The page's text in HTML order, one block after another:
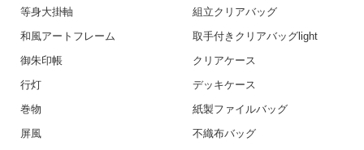
等身大掛軸
和風アートフレーム
御朱印帳
行灯
巻物
屏風
組立クリアバッグ
取手付きクリアバッグlight
クリアケース
デッキケース
紙製ファイルバッグ
不織布バッグ